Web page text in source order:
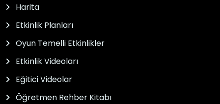
Harita
Etkinlik Planları
Oyun Temelli Etkinlikler
Etkinlik Videoları
Eğitici Videolar
Öğretmen Rehber Kitabı